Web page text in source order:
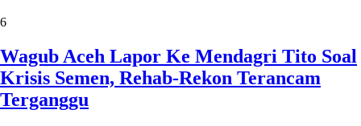
6
Wagub Aceh Lapor Ke Mendagri Tito Soal
Krisis Semen, Rehab-Rekon Terancam
Terganggu